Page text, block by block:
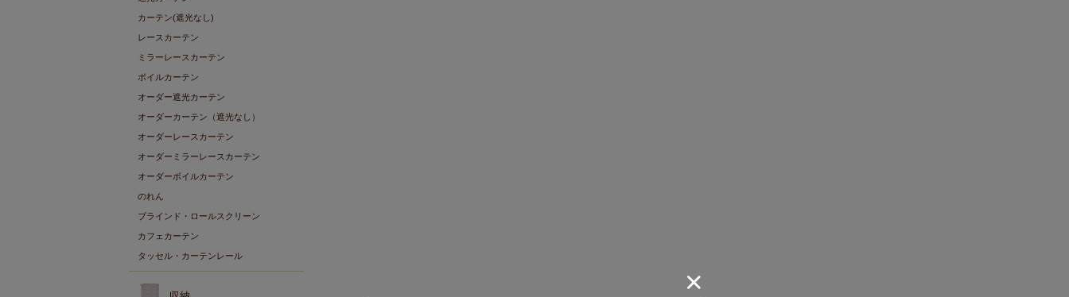
カーテン(遮光なし)
レースカーテン
ミラーレースカーテン
ボイルカーテン
オーダー遮光カーテン
オーダーカーテン（遮光なし）
オーダーレースカーテン
オーダーミラーレースカーテン
オーダーボイルカーテン
のれん
ブラインド・ロールスクリーン
カフェカーテン
タッセル・カーテンレール